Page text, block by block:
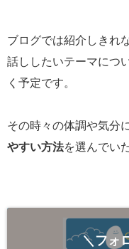
ブログでは紹介しきれ
話ししたいテーマにつ
く予定です。
その時々の体調や気分
やすい方法を選んでい
＼フォ